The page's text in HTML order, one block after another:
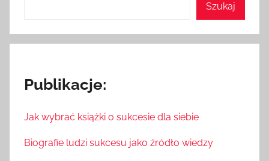
Szukaj
Publikacje:
Jak wybrać książki o sukcesie dla siebie
Biografie ludzi sukcesu jako źródło wiedzy